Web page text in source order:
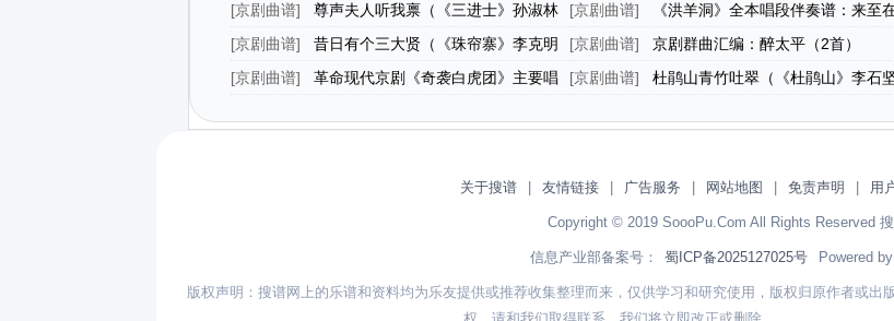
[京剧曲谱]
尊声夫人听我禀（《三进士》孙淑林
唱腔）
[京剧曲谱]
《洪羊洞》全本唱段伴奏谱：来至
郡马府忙下金蹬（赵德芳 杨延昭唱段）
[京剧曲谱]
昔日有个三大贤（《珠帘寨》李克明
唱段）
[京剧曲谱] 京剧群曲汇编：醉太平（2首）
[京剧曲谱]
革命现代京剧《奇袭白虎团》主要唱
[京剧曲谱]
杜鹃山青竹吐翠（《杜鹃山》李石
关于搜谱 友情链接 广告服务 网站地图 免责声明 用
Copyright © 2019 SoooPu.Com All Rights Reserved
信息产业部备案号： 蜀ICP备2025127025号 Powered
版权声明：搜谱网上的乐谱和资料均为乐友提供或推荐收集整理而来，仅供学习和研究使用，版权归原作者或出